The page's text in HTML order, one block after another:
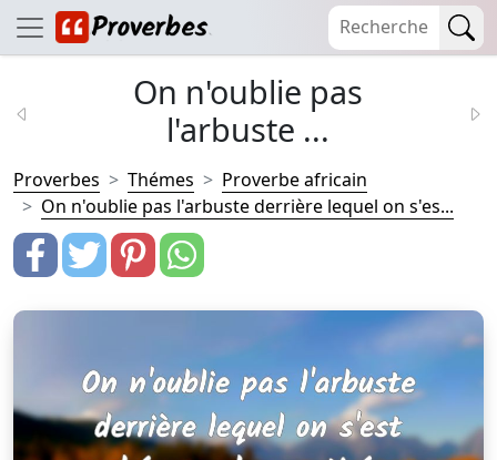
On n'oublie pas
l'arbuste ...
Proverbes Thémes
Proverbe africain
On n'oublie pas l'arbuste derrière lequel on s'es...